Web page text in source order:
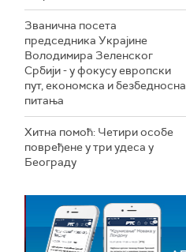
Званична посета
председника Украјине
Володимира Зеленског
Србији - у фокусу европски
пут, економска и безбедносна
питања
Хитна помоћ: Четири особе
повређене у три удеса у
Београду